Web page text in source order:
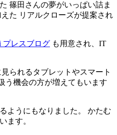
篠田さんの夢がいっぱい詰ま
た リアルクローズが提案され
プレスブログ も用意され、IT
られるタブレットやスマート
う機会の方が増えてもいます
ようにもなりました。 かたむ
ます。